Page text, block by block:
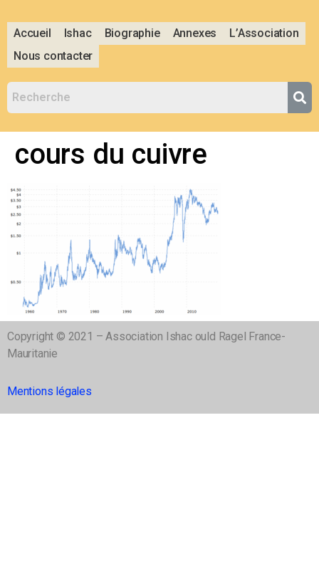
Accueil Ishac Biographie Annexes
L’Association
Nous contacter
cours du cuivre
Copyright © 2021 – Association Ishac ould Ragel France-
Mauritanie
Mentions légales